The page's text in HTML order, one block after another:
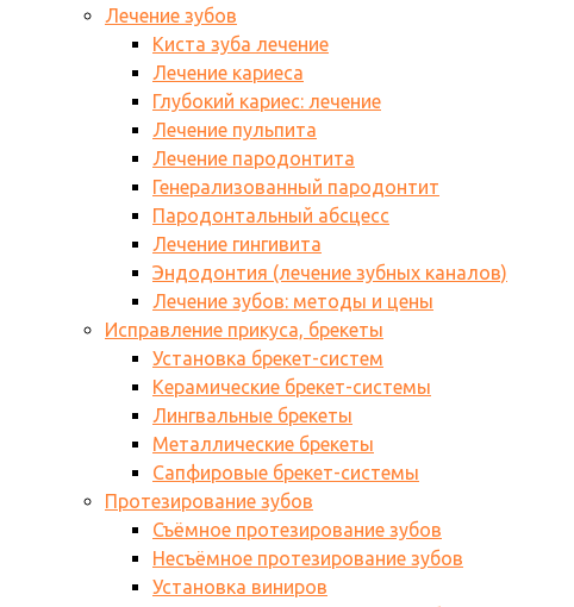
Лечение зубов
Киста зуба лечение
Лечение кариеса
Глубокий кариес: лечение
Лечение пульпита
Лечение пародонтита
Генерализованный пародонтит
Пародонтальный абсцесс
Лечение гингивита
Эндодонтия (лечение зубных каналов)
Лечение зубов: методы и цены
Исправление прикуса, брекеты
Установка брекет-систем
Керамические брекет-системы
Лингвальные брекеты
Металлические брекеты
Сапфировые брекет-системы
Протезирование зубов
Съёмное протезирование зубов
Несъёмное протезирование зубов
Установка виниров